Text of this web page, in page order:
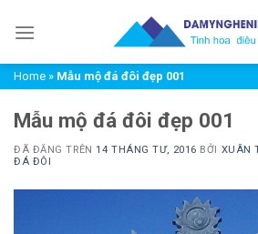
đến
dungHome » Mẫu mộ đá đôi đẹp 001
Mẫu mộ đá đôi đẹp 001
ĐÃ ĐĂNG TRÊN14 THÁNG TƯ, 2016 BỞI XUÂN
ĐÁ ĐÔI